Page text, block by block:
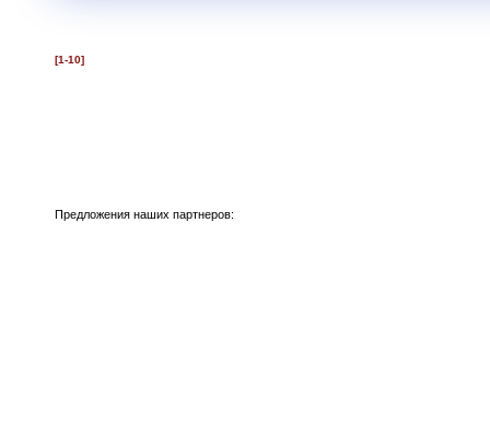
[1-10]
Предложения наших партнеров: